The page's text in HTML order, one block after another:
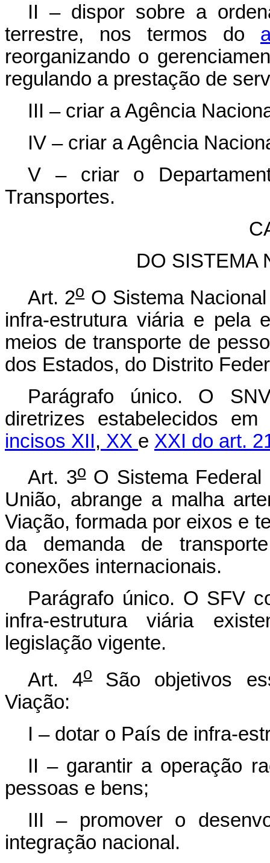
II – dispor sobre a
terrestre, nos termos do
reorganizando o
regulando a prestação de
III – criar a Agência
IV – criar a Agência
V – criar o
Transportes.
DO SISTEMA
Art. 2oO Sistema
infra-estrutura viária e pela
meios de transporte de
dos Estados, do Distrito
Parágrafo único. O
diretrizes estabelecidos
incisos XII, XX e XXI do art.
Art. 3oO Sistema Federal
União, abrange a malha
Viação, formada por eixos e
da demanda de
conexões internacionais.
Parágrafo único. O SFV
infra-estrutura viária
legislação vigente.
Art. 4o
São objetivos
Viação:
I – dotar o País de infra-
II – garantir a operação
pessoas e bens;
III – promover o
integração nacional.